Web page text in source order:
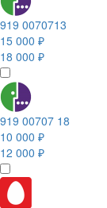
919 0070713
15 000 ₽
18 000 ₽
919 00707 18
10 000 ₽
12 000 ₽